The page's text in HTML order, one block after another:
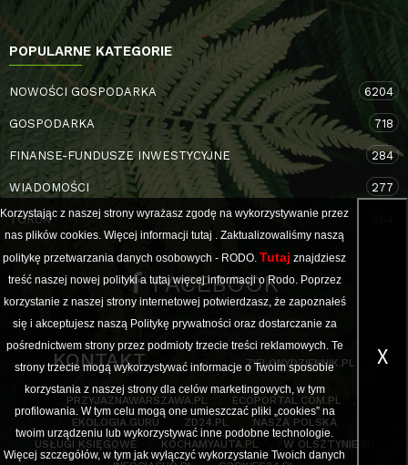
POPULARNE KATEGORIE
NOWOŚCI GOSPODARKA 6204
GOSPODARKA 718
FINANSE-FUNDUSZE INWESTYCYJNE 284
WIADOMOŚCI 277
TORUŃ
FACEBOOK
KONTAKT ZIELONYDZIENNIK.PL
PRZYJAZNAWARSZAWA.PL
ECOPORTAL.COM.PL
EKOLOGIA.GURU
ZD24.PL
NASZA POLSKA
USŁUGI KSIĘGOWE
KOCHAMYAUTA.PL
W OLSZTYNIE.EU
Korzystając z naszej strony wyrażasz zgodę na wykorzystywanie przez
nas plików cookies. Więcej informacji tutaj . Zaktualizowaliśmy naszą
politykę przetwarzania danych osobowych - RODO. Tutaj znajdziesz
treść naszej nowej polityki a tutajwięcej informacji o Rodo. Poprzez
korzystanie z naszej strony internetowej potwierdzasz, że zapoznałeś
się i akceptujesz naszą Politykę prywatności oraz dostarczanie za
pośrednictwem strony przez podmioty trzecie treści reklamowych. Te
strony trzecie mogą wykorzystywać informacje o Twoim sposobie
korzystania z naszej strony dla celów marketingowych, w tym
profilowania. W tym celu mogą one umieszczać pliki „cookies” na
twoim urządzeniu lub wykorzystywać inne podobne technologie.
Więcej szczegółów, w tym jak wyłączyć wykorzystanie Twoich danych
X